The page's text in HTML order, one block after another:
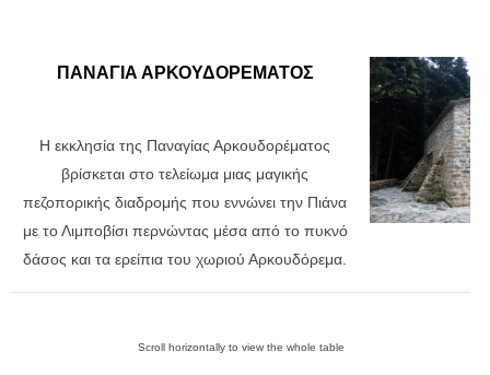
ΠΑΝΑΓΙΑ ΑΡΚΟΥΔΟΡΕΜΑΤΟΣ
Η εκκλησία της Παναγίας Αρκουδορέματος
βρίσκεται στο τελείωμα μιας μαγικής
πεζοπορικής διαδρομής που εννώνει την Πιάνα
με το Λιμποβίσι περνώντας μέσα από το πυκνό
δάσος και τα ερείπια του χωριού Αρκουδόρεμα.